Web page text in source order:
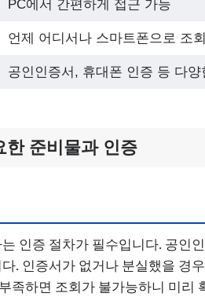
PC에서 간편하게 접근 가능
언제 어디서나 스마트폰으로 조
공인인증서, 휴대폰 인증 등 다양
한 준비물과 인증
인증 절차가 필수입니다. 공인
. 인증서가 없거나 분실했을 경
족하면 조회가 불가능하니 미리